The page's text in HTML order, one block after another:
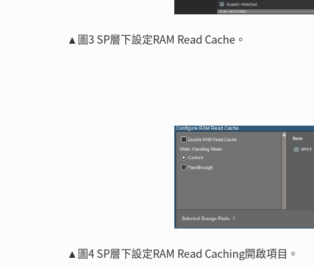
▲圖3 SP層下設定RAM Read Cache。
▲圖4 SP層下設定RAM Read Caching開啟項目。